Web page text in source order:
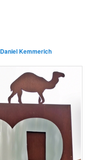
Daniel Kemmerich